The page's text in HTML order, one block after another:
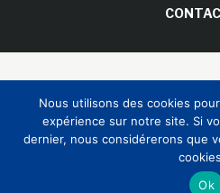
Sinapses
Nous utilisons des cookies
expérience sur notre site. Si
dernier, nous considérerons que
Ok